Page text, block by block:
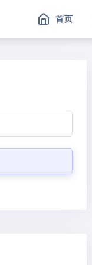
首页